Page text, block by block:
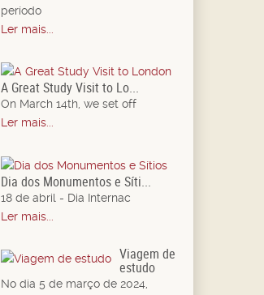
período
Ler mais...
A Great Study Visit to Lo...
On March 14th, we set off
Ler mais...
Dia dos Monumentos e Síti...
18 de abril - Dia Internac
Ler mais...
Viagem de
estudo
No dia 5 de março de 2024,